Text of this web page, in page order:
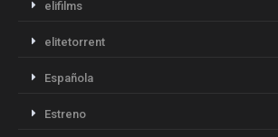
elifilms
elitetorrent
Española
Estreno